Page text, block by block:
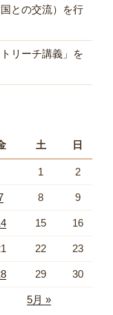
との交流）を行
リーチ講義」を
土 日
1 2
8 9
15 16
22 23
29 30
5月 »